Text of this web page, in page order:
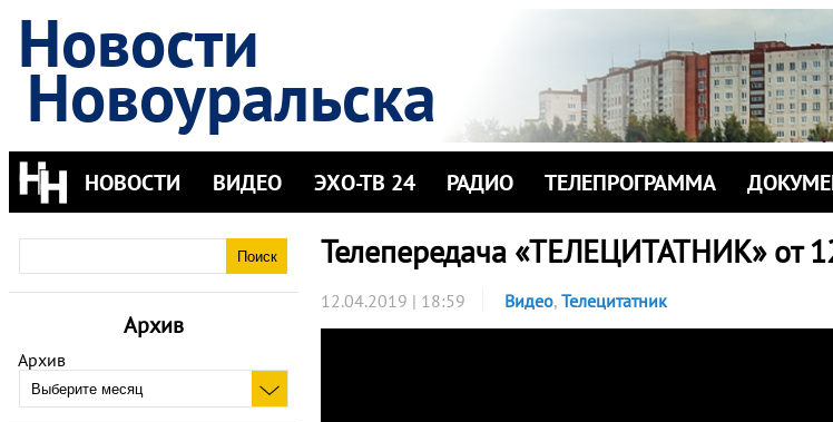
Новости
Новоуральска
НОВОСТИ ВИДЕО ЭХО-ТВ 24 РАДИО ТЕЛЕПРОГРАММА
Архив
Архив
Телепередача «ТЕЛЕЦИТАТНИК» от
12.04.2019 | 18:59 Видео, Телецитатник